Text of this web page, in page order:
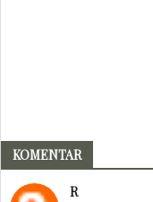
KOMENTAR
R